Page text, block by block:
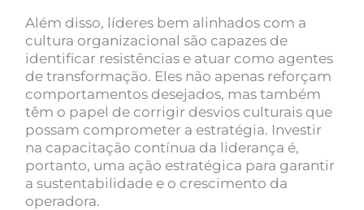
Além disso, líderes bem alinhados com a
cultura organizacional são capazes de
identificar resistências e atuar como agentes
de transformação. Eles não apenas reforçam
comportamentos desejados, mas também
têm o papel de corrigir desvios culturais que
possam comprometer a estratégia. Investir
na capacitação contínua da liderança é,
portanto, uma ação estratégica para garantir
a sustentabilidade e o crescimento da
operadora.